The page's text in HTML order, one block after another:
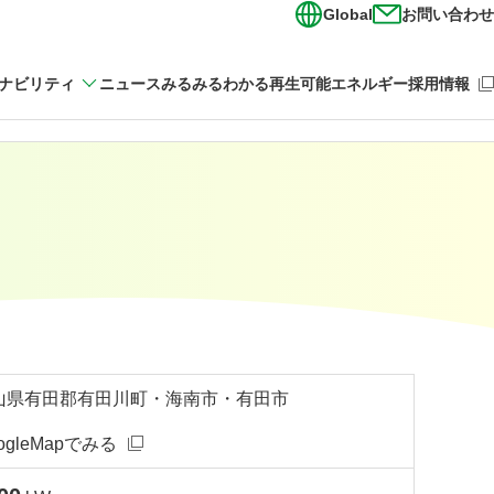
Global お問い合わせ
ビリティ ニュースみるみるわかる再生可能エネルギー採用情報
（新
県有田郡有田川町・海南市・有田市
でみる